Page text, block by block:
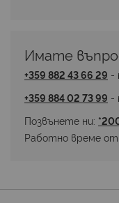
Имате
+359 882 43 66 29 -
+359 884 02 73 99 -
Позвънете ни:
Работно време от